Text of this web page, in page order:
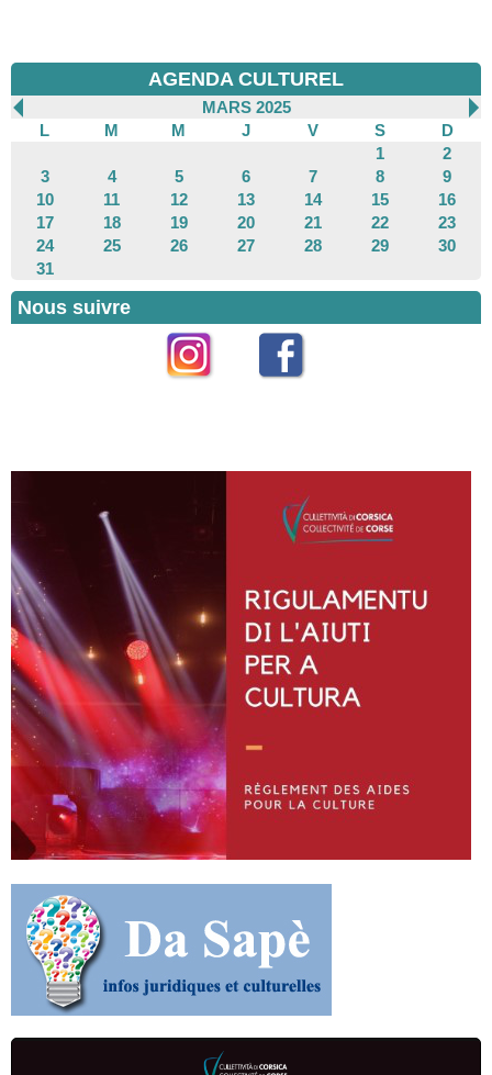
AGENDA CULTUREL
MARS 2025
L
M M J V S
D
1
2
3
4 5 6 7 8
9
10
11 12 13 14 15
16
17
18 19 20 21 22
23
24
25 26 27 28 29
30
31
Nous suivre